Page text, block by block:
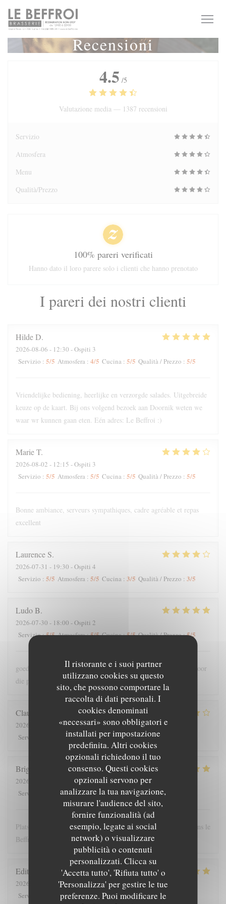
Personalizzazione delle tue scelte sui cookie
Il ristorante e i suoi partner
utilizzano cookies su questo
sito, che possono comportare la
raccolta di dati personali. I
cookies denominati
«necessari» sono obbligatori e
installati per impostazione
predefinita. Altri cookies
opzionali richiedono il tuo
consenso. Questi cookies
opzionali servono per
analizzare la tua navigazione,
misurare l'audience del sito,
fornire funzionalità (ad
esempio, legate ai social
network) o visualizzare
pubblicità o contenuti
personalizzati. Clicca su
'Accetta tutto', 'Rifiuta tutto' o
'Personalizza' per gestire le tue
preferenze. Puoi modificare le
Recensioni
I pareri dei nostri clienti
HildeD
2026-08-06 - 12:30 - Ospiti 3
Servizio : 5/5 Atmosfera : 4/5 Cucina : 5/5 Qualità / Prezzo : 5/5
Vriendelijke bediening, heerlijke en verzorgde salades. Uitgebreide
keuze op de kaart. Bij ons volgend bezoek aan Doornik weten we
waar wr kunnen gaan eten. Eén adres: Le Beffroi :)
MarieT
2026-08-02 - 12:15 - Ospiti 3
Servizio : 5/5 Atmosfera : 5/5 Cucina : 5/5 Qualità / Prezzo : 5/5
Bonne ambiance, serveurs sympathiques, cadre agréable et repas
excellent
Laurence S
2026-07-31 - 19:30 - Ospiti 4
Servizio : 5/5 Atmosfera : 5/5 Cucina : 3/5 Qualità / Prezzo : 3/5
LudoB
2026-07-30 - 18:00 - Ospiti 2
Servizio:5/5 Atmosfera:5/5 Cucina:5/5 Qualità / Prezzo:5/5
goede bediening , lekker en meer dan voldoende grote porties voor
die prijs
Claude
2026-08-01
- 19:30 - Ospiti 5
Servizio
Atmosfera:4/5 Cucina:4/5 Qualità / Prezzo
Brigitte
2026-07-28
- 12:00 - Ospiti 4
Servizio
Atmosfera:5/5 Cucina: 5/5 Qualità / Prezzo
Plats copieux et personnel très sympathique. Nous recommandons le
Beffroi !
Edith
2026-07-26
- 19:00 - Ospiti 8
Servizio
Atmosfera:4/5 Cucina:5/5 Qualità / Prezzo
4.5 /5
Valutazione media — 1387 recensioni
Servizio
Atmosfera
Menu
Qualità/Prezzo
100% pareri verificati
Hanno dato il loro parere solo i clienti che hanno prenotato